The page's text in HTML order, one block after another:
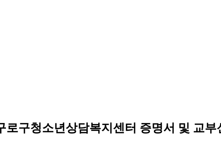
로구청소년상담복지센터 증명서 및 교부